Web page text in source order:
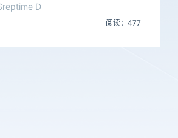
D
阅读：477